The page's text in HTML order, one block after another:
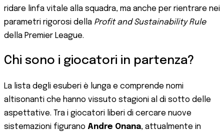
ridare linfa vitale alla squadra, ma anche per rientrare nei
parametri rigorosi della Profit and Sustainability Rule
della Premier League.
Chi sono i giocatori in partenza?
La lista degli esuberi è lunga e comprende nomi
altisonanti che hanno vissuto stagioni al di sotto delle
aspettative. Tra i giocatori liberi di cercare nuove
sistemazioni figurano Andre Onana, attualmente in